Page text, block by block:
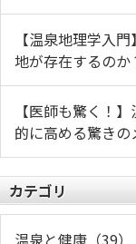
【温泉地理学入
地が存在するの
【医師も驚く！
的に高める驚き
カテゴリ
温泉と健康（39）